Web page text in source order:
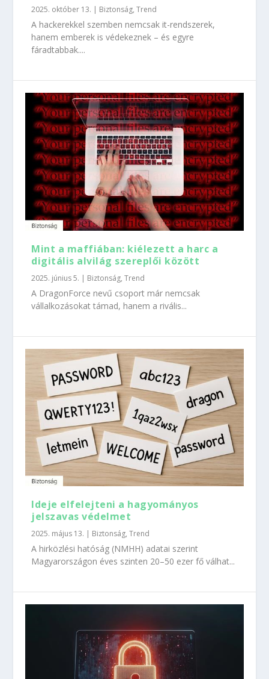
2025. október 13. | Biztonság,Trend
A hackerekkel szemben nemcsak it-rendszerek,
hanem emberek is védekeznek – és egyre
fáradtabbak....
Mint a maffiában: kiélezett a harc a
digitális alvilág szereplői között
2025. június 5. | Biztonság,Trend
A DragonForce nevű csoport már nemcsak
vállalkozásokat támad, hanem a rivális...
Ideje elfelejteni a hagyományos
jelszavas védelmet
2025. május 13. | Biztonság,Trend
A hirközlési hatóság (NMHH) adatai szerint
Magyarországon éves szinten 20–50 ezer fő válhat...